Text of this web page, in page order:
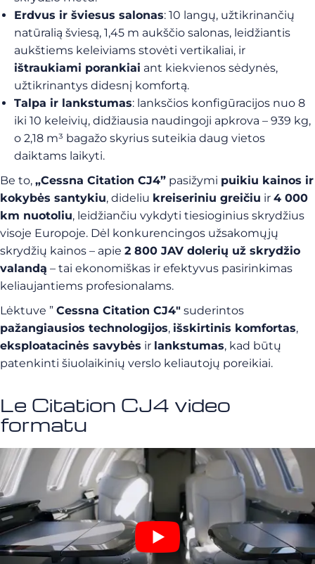
Erdvus ir šviesus salonas: 10 langų, užtikrinančių
natūralią šviesą, 1,45 m aukščio salonas, leidžiantis
aukštiems keleiviams stovėti vertikaliai, ir
ištraukiami porankiai ant kiekvienos sėdynės,
užtikrinantys didesnį komfortą.
Talpa ir lankstumas: lanksčios konfigūracijos nuo 8
iki 10 keleivių, didžiausia naudingoji apkrova – 939 kg,
o 2,18 m³ bagažo skyrius suteikia daug vietos
daiktams laikyti.
Be to, „Cessna Citation CJ4” pasižymi puikiu kainos ir
kokybės santykiu, dideliu kreiseriniu greičiu ir 4 000
km nuotoliu, leidžiančiu vykdyti tiesioginius skrydžius
visoje Europoje. Dėl konkurencingos užsakomųjų
skrydžių kainos – apie 2 800 JAV dolerių už skrydžio
valandą – tai ekonomiškas ir efektyvus pasirinkimas
keliaujantiems profesionalams.
Lėktuve ” Cessna Citation CJ4″ suderintos
pažangiausios technologijos, išskirtinis komfortas,
eksploatacinės savybės ir lankstumas, kad būtų
patenkinti šiuolaikinių verslo keliautojų poreikiai.
Le Citation CJ4 video
formatu